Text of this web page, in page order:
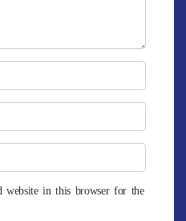
website in this browser for the